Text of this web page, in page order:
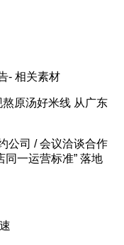
- 相关素材
原汤好米线 从广东
公司 / 会议洽谈合作
同一运营标准” 落地